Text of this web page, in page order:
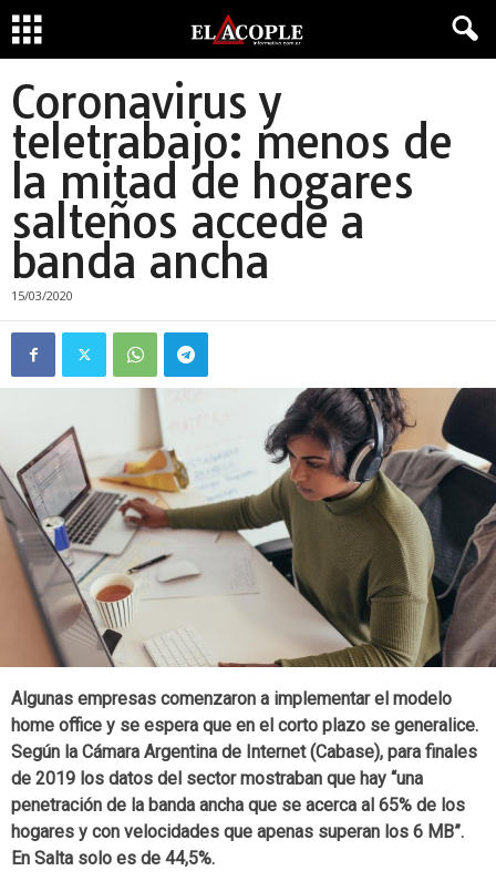
Coronavirus y
teletrabajo: menos de
la mitad de hogares
salteños accede a
banda ancha
15/03/2020
Algunas empresas comenzaron a implementar el modelo
home office y se espera que en el corto plazo se generalice.
Según la Cámara Argentina de Internet (Cabase), para finales
de 2019 los datos del sector mostraban que hay “una
penetración de la banda ancha que se acerca al 65% de los
hogares y con velocidades que apenas superan los 6 MB”.
En Salta solo es de 44,5%.